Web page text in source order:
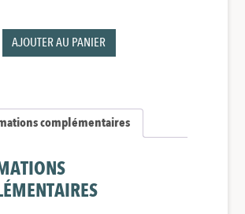
AJOUTER AU PANIER
complémentaires